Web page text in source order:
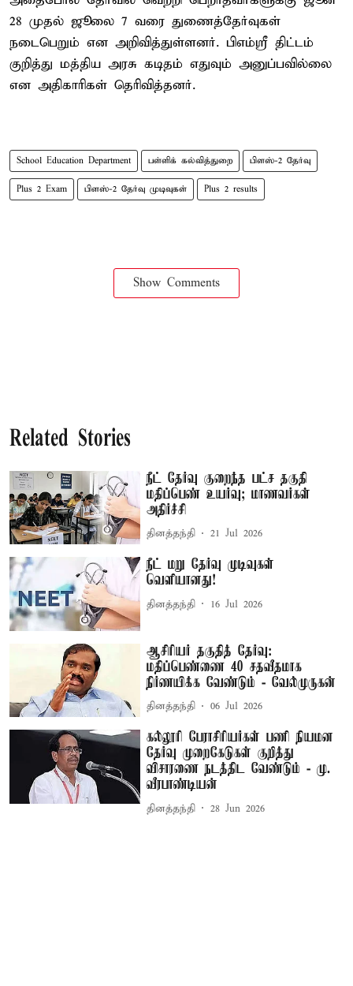
28 முதல் ஜூலை 7 வரை துணைத்தேர்வுகள்
நடைபெறும் என அறிவித்துள்ளனர். பிஎம்ஸ்ரீ திட்டம்
குறித்து மத்திய அரசு கடிதம் எதுவும் அனுப்பவில்லை
என அதிகாரிகள் தெரிவித்தனர்.
School Education Department பள்ளிக் கல்வித்துறை பிளஸ்-2 தேர்வு
Plus 2 Exam பிளஸ்-2 தேர்வு முடிவுகள் Plus 2 results
Show Comments
Related Stories
நீட் தேர்வு குறைந்த பட்ச தகுதி
மதிப்பெண் உயர்வு; மாணவர்கள்
அதிர்ச்சி
தினத்தந்தி 21 Jul 2026
நீட் மறு தேர்வு முடிவுகள்
வெளியானது!
தினத்தந்தி 16 Jul 2026
ஆசிரியர் தகுதித் தேர்வு:
மதிப்பெண்ணை 40 சதவீதமாக
நிர்ணயிக்க வேண்டும் - வேல்முருகன்
தினத்தந்தி 06 Jul 2026
கல்லூரி பேராசிரியர்கள் பணி நியமன
தேர்வு முறைகேடுகள் குறித்து
விசாரணை நடத்திட வேண்டும் - மு.
வீரபாண்டியன்
தினத்தந்தி 28 Jun 2026